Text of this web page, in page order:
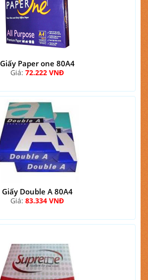
Giấy Paper one 80A4
Giá: 72.222 VNĐ
Giấy Double A 80A4
Giá: 83.334 VNĐ